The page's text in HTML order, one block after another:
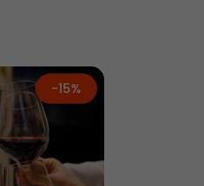
-15%